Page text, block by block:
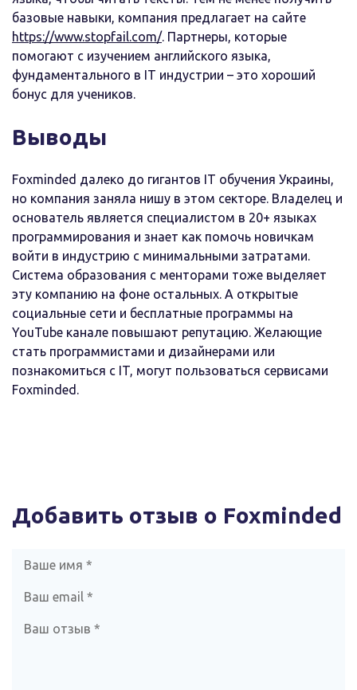
базовые навыки, компания предлагает на сайте
https://www.stopfail.com/. Партнеры, которые
помогают с изучением английского языка,
фундаментального в IT индустрии – это хороший
бонус для учеников.
Выводы
Foxminded далеко до гигантов IT обучения Украины,
но компания заняла нишу в этом секторе. Владелец и
основатель является специалистом в 20+ языках
программирования и знает как помочь новичкам
войти в индустрию с минимальными затратами.
Система образования с менторами тоже выделяет
эту компанию на фоне остальных. А открытые
социальные сети и бесплатные программы на
YouTube канале повышают репутацию. Желающие
стать программистами и дизайнерами или
познакомиться с IT, могут пользоваться сервисами
Foxminded.
Добавить отзыв о Foxminded